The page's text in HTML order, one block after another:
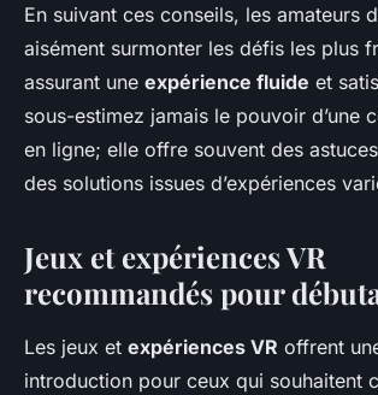
En suivant ces conseils, les amateurs
aisément surmonter les défis les plus
assurant une expérience fluide et
sous-estimez jamais le pouvoir d’une
en ligne; elle offre souvent des
des solutions issues d’expériences
Jeux et expériences VR
recommandés pour
Les jeux et expériences VR offrent
introduction pour ceux qui souhaitent